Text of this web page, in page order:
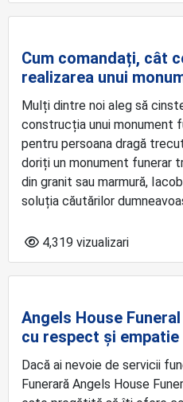
Cum comandați, cât
realizarea unui
Mulți dintre noi aleg să
construcția unui monument
pentru persoana dragă
doriți un monument funerar
din granit sau marmură,
soluția căutărilor
4,319 vizualizari
Angels House
cu respect și empatie
Dacă ai nevoie de servicii
Funerară Angels House